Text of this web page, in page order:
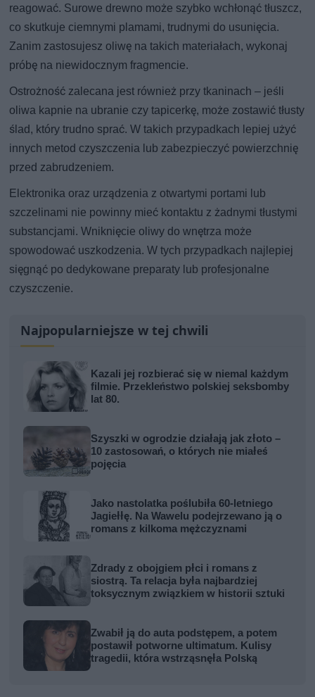
reagować. Surowe drewno może szybko wchłonąć tłuszcz,
co skutkuje ciemnymi plamami, trudnymi do usunięcia.
Zanim zastosujesz oliwę na takich materiałach, wykonaj
próbę na niewidocznym fragmencie.
Ostrożność zalecana jest również przy tkaninach – jeśli
oliwa kapnie na ubranie czy tapicerkę, może zostawić tłusty
ślad, który trudno sprać. W takich przypadkach lepiej użyć
innych metod czyszczenia lub zabezpieczyć powierzchnię
przed zabrudzeniem.
Elektronika oraz urządzenia z otwartymi portami lub
szczelinami nie powinny mieć kontaktu z żadnymi tłustymi
substancjami. Wniknięcie oliwy do wnętrza może
spowodować uszkodzenia. W tych przypadkach najlepiej
sięgnąć po dedykowane preparaty lub profesjonalne
czyszczenie.
Najpopularniejsze w tej chwili
Kazali jej rozbierać się w niemal każdym
filmie. Przekleństwo polskiej seksbomby
lat 80.
Szyszki w ogrodzie działają jak złoto –
10 zastosowań, o których nie miałeś
pojęcia
Jako nastolatka poślubiła 60-letniego
Jagiełłę. Na Wawelu podejrzewano ją o
romans z kilkoma mężczyznami
Zdrady z obojgiem płci i romans z
siostrą. Ta relacja była najbardziej
toksycznym związkiem w historii sztuki
Zwabił ją do auta podstępem, a potem
postawił potworne ultimatum. Kulisy
tragedii, która wstrząsnęła Polską